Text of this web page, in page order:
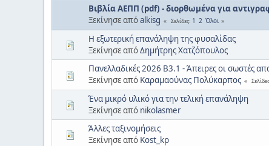
Βιβλία ΑΕΠΠ (pdf) - διορθωμένα για
Ξεκίνησε απόalkisg Σελίδες 1 2 Όλοι
Η εξωτερική επανάληψη της φυσαλίδας
Ξεκίνησε απόΔημήτρης Χατζόπουλος
Πανελλαδικές 2026 Β3.1 - Άπειρες οι σωστές
Ξεκίνησε από Καραμαούνας Πολύκαρπος Σελίδες
Ένα μικρό υλικό για την τελική επανάληψη
Ξεκίνησε από nikolasmer
Άλλες ταξινομήσεις
Ξεκίνησε από Kost_kp